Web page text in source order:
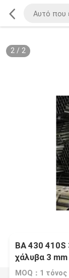
2/ 2
ΒΑ 430 410S
χάλυβα 3
MOQ：1 τόνος